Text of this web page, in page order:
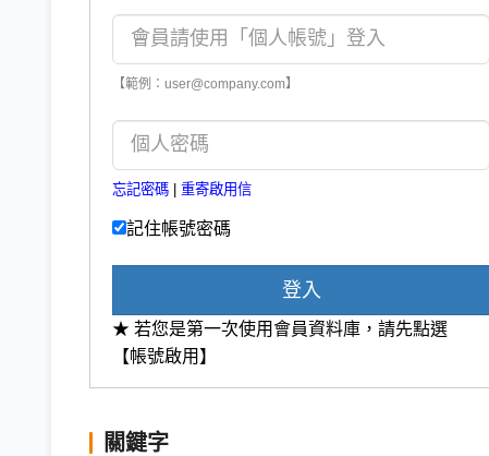
【範例：user@company.com】
忘記密碼 | 重寄啟用信
記住帳號密碼
登入
★ 若您是第一次使用會員資料庫，請先點選
【帳號啟用】
關鍵字